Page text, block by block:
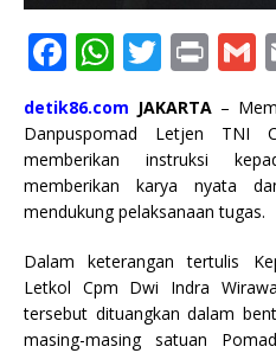
F
a
c
e
b
o
o
k
W
at
s
A
p
T
w
it
te
r
P
n
l
detik86.com JAKARTA –
Danpuspomad Letjen TNI
memberikan instruksi
memberikan karya nyata
mendukung pelaksanaan tugas.
Dalam keterangan tertulis
Letkol Cpm Dwi Indra
tersebut dituangkan dalam
masing-masing satuan